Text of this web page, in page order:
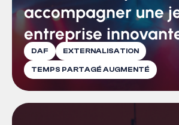
accompagner une
entreprise
DAF EXTERNALISATION
TEMPS PARTAGÉ AUGMENTÉ